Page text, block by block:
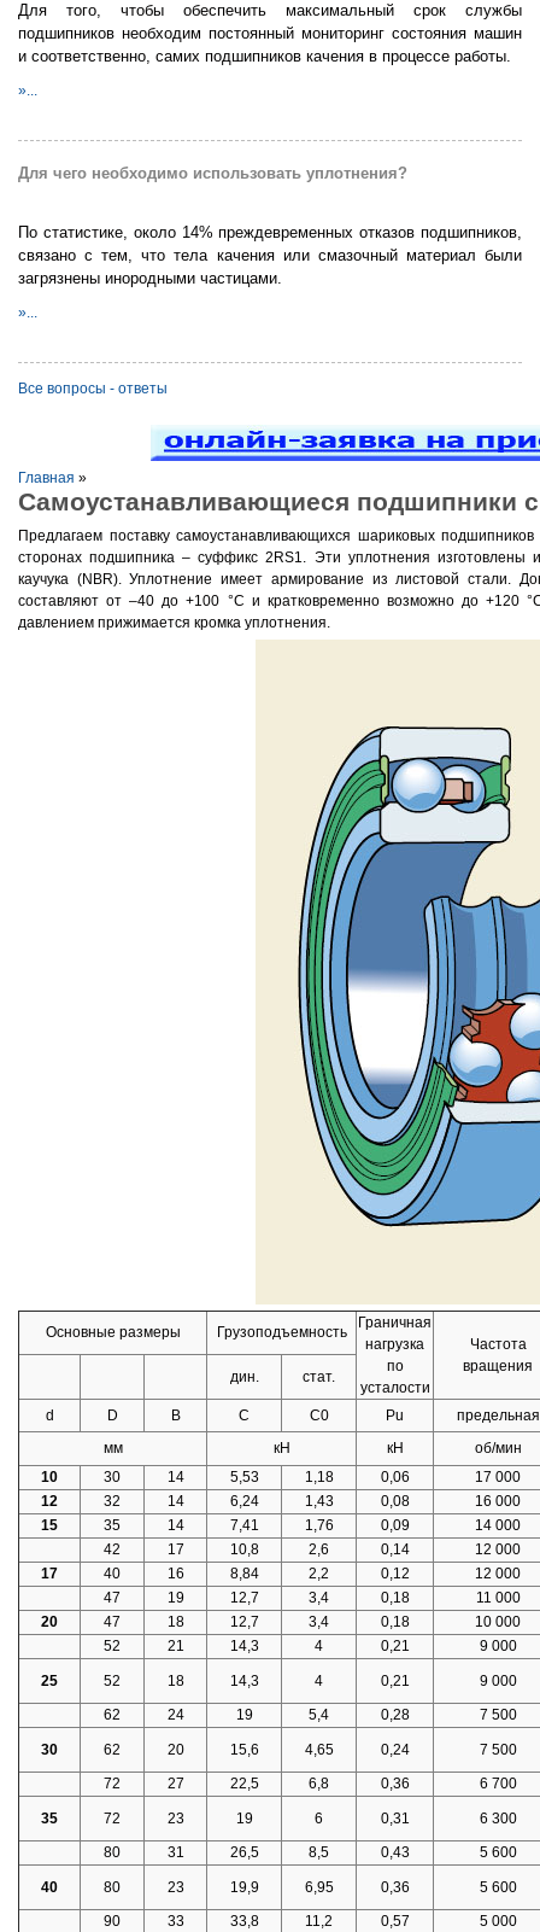
Для того, чтобы обеспечить максимальный срок службы
подшипников необходим постоянный мониторинг состояния машин
и соответственно, самих подшипников качения в процессе работы.
»...
Для чего необходимо использовать уплотнения?
По статистике, около 14% преждевременных отказов подшипников,
связано с тем, что тела качения или смазочный материал были
загрязнены инородными частицами.
»...
Все вопросы - ответы
Главная »
Самоустанавливающиеся подшипники
Предлагаем поставку самоустанавливающихся шариковых
сторонах подшипника – суффикс 2RS1. Эти уплотнения изготовлены
каучука (NBR). Уплотнение имеет армирование из листовой стали.
составляют от –40 до +100 °C и кратковременно возможно до +120
давлением прижимается кромка уплотнения.
Основные размеры Грузоподъемность
Граничная
нагрузка
по
усталости
Частота
вращения
дин. стат.
d D B C C0 Pu
предельная
мм
кH кH
об/мин
10
30 14 5,53 1,18 0,06
17 000
12
32 14 6,24 1,43 0,08
16 000
15
35 14 7,41 1,76 0,09
14 000
42
17 10,8 2,6 0,14
12 000
17
40 16 8,84 2,2 0,12
12 000
47
19 12,7 3,4 0,18
11 000
20
47 18 12,7 3,4 0,18
10 000
52
21 14,3 4 0,21 9 000
25 52 18 14,3 4 0,21
9 000
62
24 19 5,4 0,28 7 500
30 62 20 15,6 4,65 0,24
7 500
72
27 22,5 6,8 0,36 6 700
35 72 23 19 6 0,31
6 300
80
31 26,5 8,5 0,43 5 600
40 80 23 19,9 6,95 0,36
5 600
90
33 33,8 11,2 0,57 5 000